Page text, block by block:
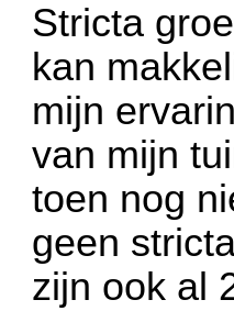
Stricta
kan
mijn
van mijn
toen nog
geen
zijn ook al